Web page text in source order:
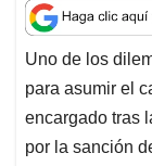
a
t
s
A
p
p
c
e
b
o
o
k
Uno de los
para asumir el
encargado tras
por la sanción